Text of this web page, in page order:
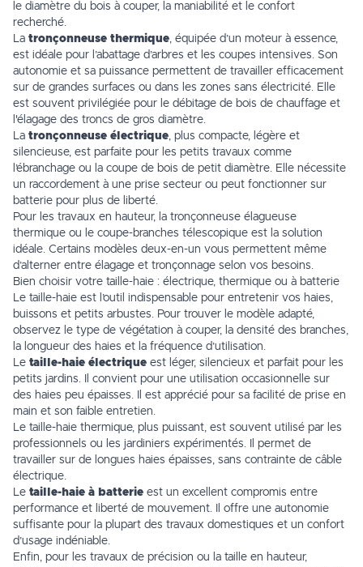
le diamètre du bois à couper, la maniabilité et le confort
recherché.
La tronçonneuse thermique, équipée d’un moteur à essence,
est idéale pour l’abattage d’arbres et les coupes intensives. Son
autonomie et sa puissance permettent de travailler efficacement
sur de grandes surfaces ou dans les zones sans électricité. Elle
est souvent privilégiée pour le débitage de bois de chauffage et
l'élagage des troncs de gros diamètre.
La tronçonneuse électrique, plus compacte, légère et
silencieuse, est parfaite pour les petits travaux comme
l’ébranchage ou la coupe de bois de petit diamètre. Elle nécessite
un raccordement à une prise secteur ou peut fonctionner sur
batterie pour plus de liberté.
Pour les travaux en hauteur, la tronçonneuse élagueuse
thermique ou le coupe-branches télescopique est la solution
idéale. Certains modèles deux-en-un vous permettent même
d’alterner entre élagage et tronçonnage selon vos besoins.
Bien choisir votre taille-haie : électrique, thermique ou à batterie
Le taille-haie est l’outil indispensable pour entretenir vos haies,
buissons et petits arbustes. Pour trouver le modèle adapté,
observez le type de végétation à couper, la densité des branches,
la longueur des haies et la fréquence d’utilisation.
Le taille-haie électrique est léger, silencieux et parfait pour les
petits jardins. Il convient pour une utilisation occasionnelle sur
des haies peu épaisses. Il est apprécié pour sa facilité de prise en
main et son faible entretien.
Le taille-haie thermique, plus puissant, est souvent utilisé par les
professionnels ou les jardiniers expérimentés. Il permet de
travailler sur de longues haies épaisses, sans contrainte de câble
électrique.
Le taille-haie à batterie est un excellent compromis entre
performance et liberté de mouvement. Il offre une autonomie
suffisante pour la plupart des travaux domestiques et un confort
d’usage indéniable.
Enfin, pour les travaux de précision ou la taille en hauteur,